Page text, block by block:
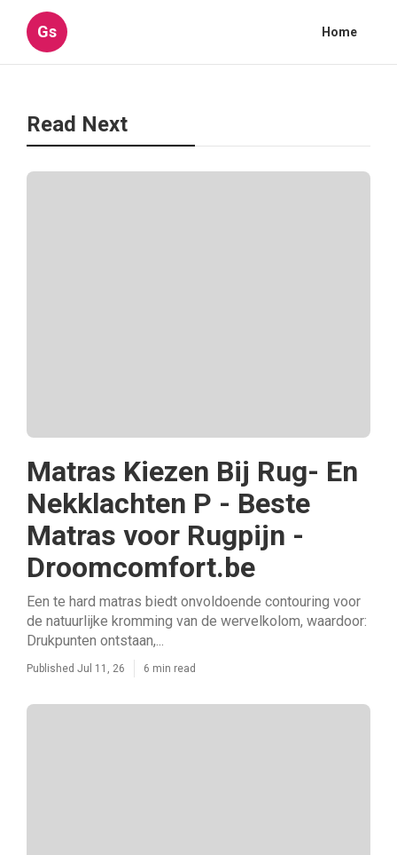
Gs Home
Read Next
Matras Kiezen Bij Rug- En
Nekklachten P - Beste
Matras voor Rugpijn -
Droomcomfort.be
Een te hard matras biedt onvoldoende contouring voor
de natuurlijke kromming van de wervelkolom, waardoor:
Drukpunten ontstaan,...
Published Jul 11, 26 6 min read